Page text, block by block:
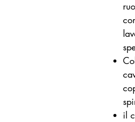
il